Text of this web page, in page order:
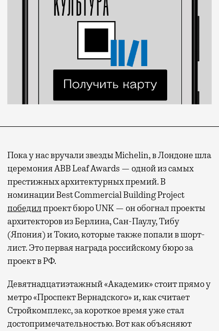
Пока у нас вручали звезды Michelin, в Лондоне шла
церемония ABB Leaf Awards — одной из самых
престижных архитектурных премий. В
номинации Best Commercial Building Project
победилпроект бюро UNK — он обогнал проекты
архитекторов из Берлина, Сан-Паулу, Тибу
(Япония) и Токио, которые также попали в шорт-
лист. Это первая награда российскому бюро за
проект в РФ.
Девятнадцатиэтажный «Академик» стоит прямо у
метро «Проспект Вернадского» и, как считает
Стройкомплекс, за короткое время уже стал
достопримечательностью. Вот как объясняют